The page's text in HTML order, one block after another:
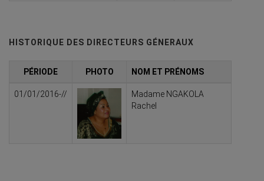
HISTORIQUE DES DIRECTEURS GÉNERAUX
PÉRIODE PHOTO NOM ET PRÉNOMS
01/01/2016-//
Madame NGAKOLA
Rachel